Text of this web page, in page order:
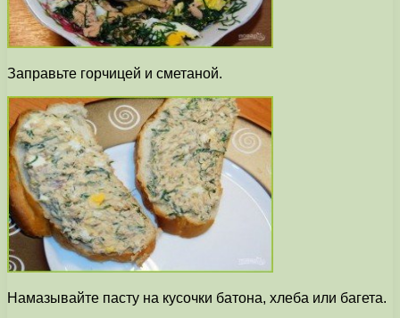
Заправьте горчицей и сметаной.
Намазывайте пасту на кусочки батона, хлеба или багета.